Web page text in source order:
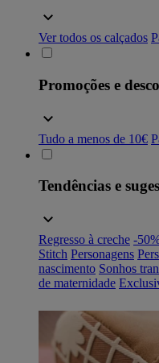
Ver todos os calçados
Promoções e
Tudo a menos de 10€
Tendências e
Regresso à creche -
Stitch Personagens
nascimento Sonhos
de maternidade